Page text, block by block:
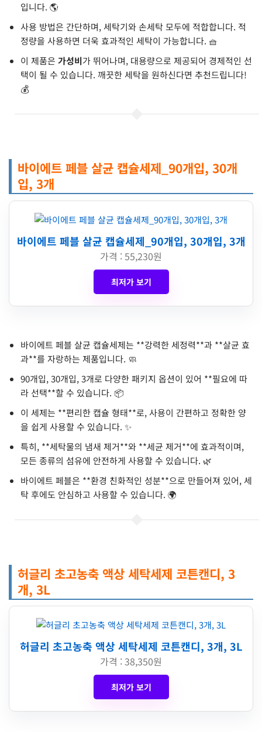
입니다. 🌎
사용 방법은 간단하며, 세탁기와 손세탁 모두에 적합합니다. 적
정량을 사용하면 더욱 효과적인 세탁이 가능합니다. 🧺
이 제품은 가성비가 뛰어나며, 대용량으로 제공되어 경제적인 선
택이 될 수 있습니다. 깨끗한 세탁을 원하신다면 추천드립니다!
💰
바이에트 페블 살균 캡슐세제_90개입, 30개
입, 3개
바이에트 페블 살균 캡슐세제_90개입, 30개입, 3개
가격 : 55,230원
최저가 보기
바이에트 페블 살균 캡슐세제는 **강력한 세정력**과 **살균 효
과**를 자랑하는 제품입니다. 🧼
90개입, 30개입, 3개로 다양한 패키지 옵션이 있어 **필요에 따
라 선택**할 수 있습니다. 📦
이 세제는 **편리한 캡슐 형태**로, 사용이 간편하고 정확한 양
을 쉽게 사용할 수 있습니다. ✨
특히, **세탁물의 냄새 제거**와 **세균 제거**에 효과적이며,
모든 종류의 섬유에 안전하게 사용할 수 있습니다. 🌿
바이에트 페블은 **환경 친화적인 성분**으로 만들어져 있어, 세
탁 후에도 안심하고 사용할 수 있습니다. 🌍
허글리 초고농축 액상 세탁세제 코튼캔디, 3
개, 3L
허글리 초고농축 액상 세탁세제 코튼캔디, 3개, 3L
가격 : 38,350원
최저가 보기